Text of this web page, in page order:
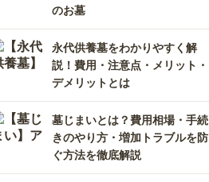
香川県
高知県
熊本県
鹿児島県
のお墓
永代供養墓をわかりやすく解
説！費用・注意点・メリット・
デメリットとは
墓じまいとは？費用相場・手続
きのやり方・増加トラブルを防
ぐ方法を徹底解説